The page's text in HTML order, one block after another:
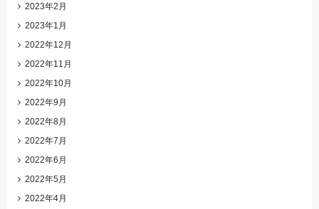
2023年2月
2023年1月
2022年12月
2022年11月
2022年10月
2022年9月
2022年8月
2022年7月
2022年6月
2022年5月
2022年4月